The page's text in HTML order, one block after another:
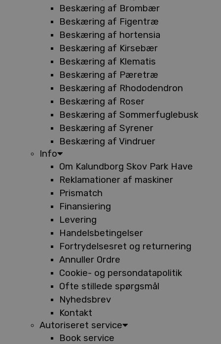
Beskæring af Brombær
Beskæring af Figentræ
Beskæring af hortensia
Beskæring af Kirsebær
Beskæring af Klematis
Beskæring af Pæretræ
Beskæring af Rhododendron
Beskæring af Roser
Beskæring af Sommerfuglebusk
Beskæring af Syrener
Beskæring af Vindruer
Info
Om Kalundborg Skov Park Have
Reklamationer af maskiner
Prismatch
Finansiering
Levering
Handelsbetingelser
Fortrydelsesret og returnering
Annuller Ordre
Cookie- og persondatapolitik
Ofte stillede spørgsmål
Nyhedsbrev
Kontakt
Autoriseret service
Book service